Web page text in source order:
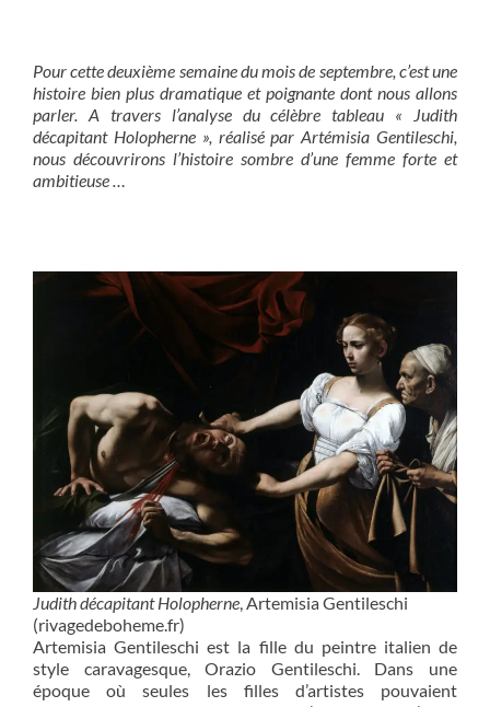
Pour cette deuxième semaine du mois de septembre, c’est une
histoire bien plus dramatique et poignante dont nous allons
parler. A travers l’analyse du célèbre tableau « Judith
décapitant Holopherne », réalisé par Artémisia Gentileschi,
nous découvrirons l’histoire sombre d’une femme forte et
ambitieuse …
Judith décapitant Holopherne, Artemisia Gentileschi
(rivagedeboheme.fr)
Artemisia Gentileschi est la fille du peintre italien de
style caravagesque, Orazio Gentileschi. Dans une
époque où seules les filles d’artistes pouvaient